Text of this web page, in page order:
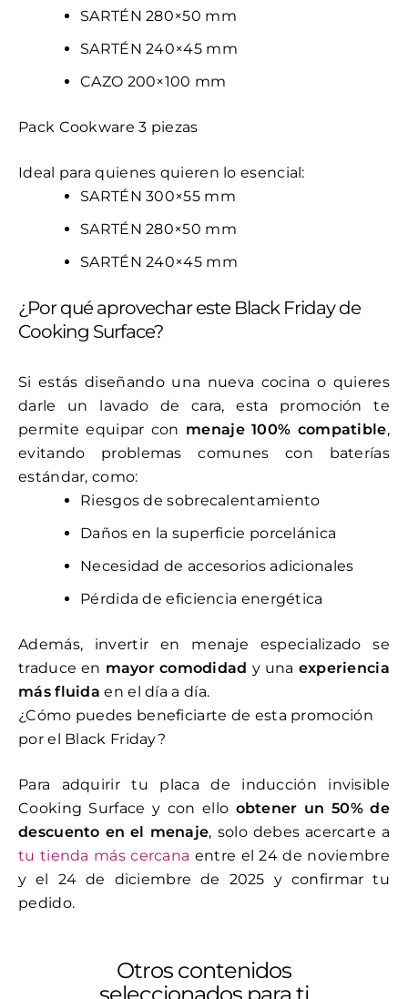
SARTÉN 280×50 mm
SARTÉN 240×45 mm
CAZO 200×100 mm
Pack Cookware 3 piezas
Ideal para quienes quieren lo esencial:
SARTÉN 300×55 mm
SARTÉN 280×50 mm
SARTÉN 240×45 mm
¿Por qué aprovechar este Black Friday de
Cooking Surface?
Si estás diseñando una nueva cocina o quieres
darle un lavado de cara, esta promoción te
permite equipar con menaje 100% compatible,
evitando problemas comunes con baterías
estándar, como:
Riesgos de sobrecalentamiento
Daños en la superficie porcelánica
Necesidad de accesorios adicionales
Pérdida de eficiencia energética
Además, invertir en menaje especializado se
traduce en mayor comodidad y una experiencia
más fluida en el día a día.
¿Cómo puedes beneficiarte de esta promoción
por el Black Friday?
Para adquirir tu placa de inducción invisible
Cooking Surface y con ello obtener un 50% de
descuento en el menaje, solo debes acercarte a
tu tienda más cercana entre el 24 de noviembre
y el 24 de diciembre de 2025 y confirmar tu
pedido.
Otros contenidos